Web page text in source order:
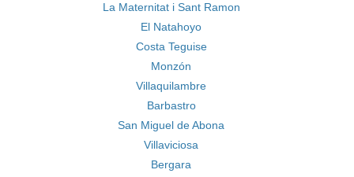
La Maternitat i Sant Ramon
El Natahoyo
Costa Teguise
Monzón
Villaquilambre
Barbastro
San Miguel de Abona
Villaviciosa
Bergara